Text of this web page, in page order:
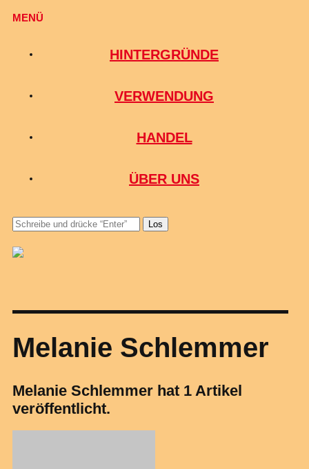
MENÜ
HINTERGRÜNDE
VERWENDUNG
HANDEL
ÜBER UNS
Los
Melanie Schlemmer
Melanie Schlemmer hat 1 Artikel
veröffentlicht.